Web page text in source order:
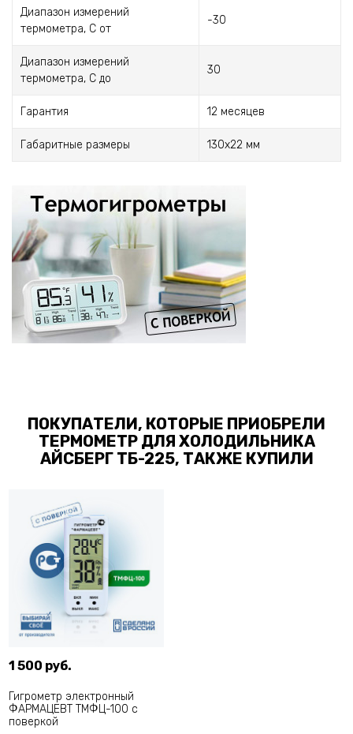
Диапазон измерений
термометра, С от
-30
Диапазон измерений
термометра, С до
30
Гарантия 12 месяцев
Габаритные размеры 130х22 мм
ПОКУПАТЕЛИ, КОТОРЫЕ ПРИОБРЕЛИ
ТЕРМОМЕТР ДЛЯ ХОЛОДИЛЬНИКА
АЙСБЕРГ ТБ-225, ТАКЖЕ КУПИЛИ
1 500 руб.
Гигрометр электронный
ФАРМАЦЕВТ ТМФЦ-100 с
поверкой